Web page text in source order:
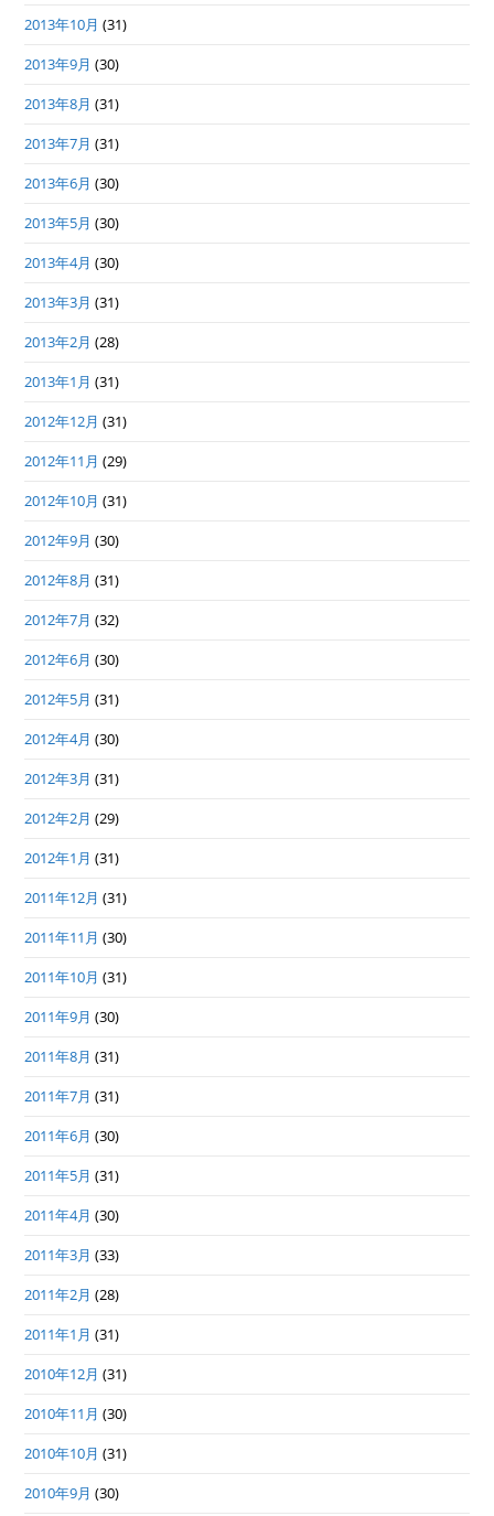
2013年10月 (31)
2013年9月 (30)
2013年8月 (31)
2013年7月 (31)
2013年6月 (30)
2013年5月 (30)
2013年4月 (30)
2013年3月 (31)
2013年2月 (28)
2013年1月 (31)
2012年12月 (31)
2012年11月 (29)
2012年10月 (31)
2012年9月 (30)
2012年8月 (31)
2012年7月 (32)
2012年6月 (30)
2012年5月 (31)
2012年4月 (30)
2012年3月 (31)
2012年2月 (29)
2012年1月 (31)
2011年12月 (31)
2011年11月 (30)
2011年10月 (31)
2011年9月 (30)
2011年8月 (31)
2011年7月 (31)
2011年6月 (30)
2011年5月 (31)
2011年4月 (30)
2011年3月 (33)
2011年2月 (28)
2011年1月 (31)
2010年12月 (31)
2010年11月 (30)
2010年10月 (31)
2010年9月 (30)